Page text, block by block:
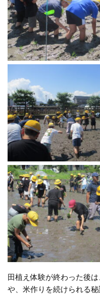
田植え体験が終わった後
や、米作りを続けられる